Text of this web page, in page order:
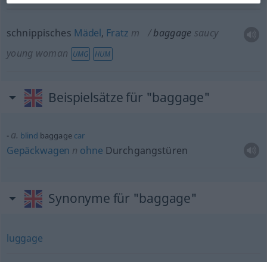
schnippisches Mädel, Fratz m baggage saucy
young woman UMG HUM
Beispielsätze für "baggage"
a. blind baggage car
Gepäckwagen n ohne Durchgangstüren
Synonyme für "baggage"
luggage